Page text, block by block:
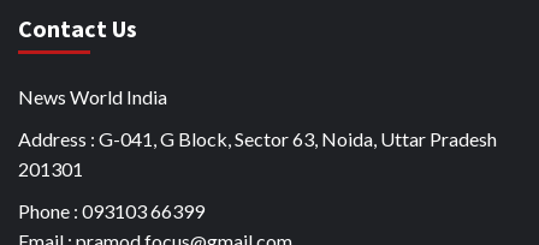
Contact Us
News World India
Address : G-041, G Block, Sector 63, Noida, Uttar Pradesh
201301
Phone : 093103 66399